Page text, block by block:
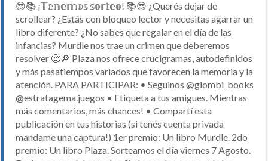
😎📚 ¡𝕋𝕖𝕟𝕖𝕞𝕠𝕤 𝕤𝕠𝕣𝕥𝕖𝕠! 📚😎 ¿Querés dejar de
scrollear? ¿Estás con bloqueo lector y necesitas agarrar un
libro diferente? ¿No sabes que regalar en el día de las
infancias? Murdle nos trae un crimen que deberemos
resolver 🧐🔎 Plaza nos ofrece crucigramas, autodefinidos
y más pasatiempos variados que favorecen la memoria y la
atención. PARA PARTICIPAR: • Seguinos @giombi_books
@estratagema.juegos • Etiqueta a tus amigues. Mientras
más comentarios, más chances! • Compartí esta
publicación en tus historias (si tenés cuenta privada
mandame una captura!) 1er premio: Un libro Murdle. 2do
premio: Un libro Plaza. Sorteamos el día viernes 7 Agosto.